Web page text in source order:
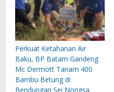
Perkuat Ketahanan Air
Baku, BP Batam Gandeng
Mc Dermott Tanam 400
Bambu Betung di
Bendungan Sei Nongsa